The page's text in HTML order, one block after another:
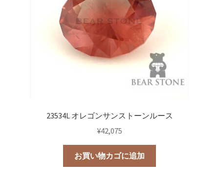
23534L オレゴンサンストーンルース
¥42,075
お買い物カゴに追加